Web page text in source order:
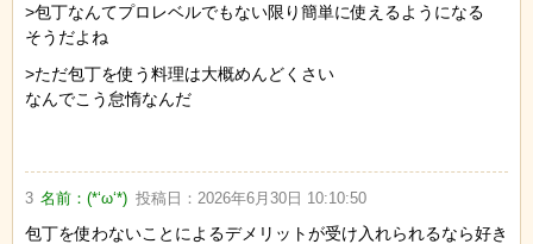
>包丁なんてプロレベルでもない限り簡単に使えるようになる
そうだよね
>ただ包丁を使う料理は大概めんどくさい
なんでこう怠惰なんだ
3 名前：(*‘ω‘*) 投稿日： 2026年6月30日 10:10:50
包丁を使わないことによるデメリットが受け入れられるなら好き